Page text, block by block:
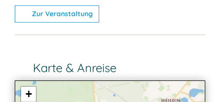
Zur Veranstaltung
Karte & Anreise
+